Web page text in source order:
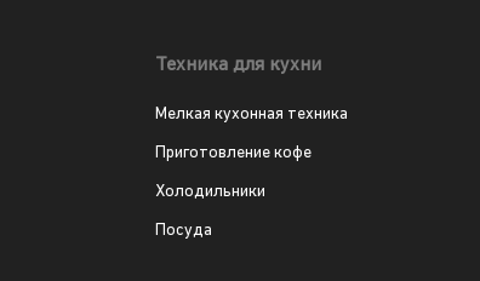
Техника для кухни
Мелкая кухонная техника
Приготовление кофе
Холодильники
Посуда